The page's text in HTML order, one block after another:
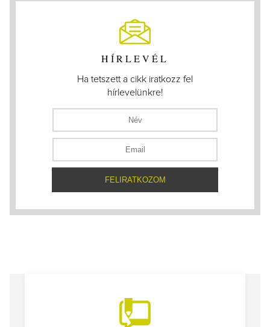
HÍRLEVÉL
Ha tetszett a cikk iratkozz fel
hírlevelünkre!